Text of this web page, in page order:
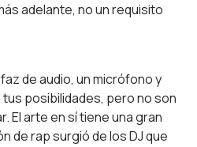
adelante, no un requisito
de audio, un micrófono y
posibilidades, pero no son
El arte en sí tiene una gran
de rap surgió de los DJ que